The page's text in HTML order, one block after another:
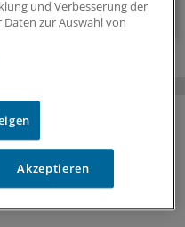
anmelden
Welche Neuerungen
und Verbesserung der
zur Auswahl von
Akzeptieren